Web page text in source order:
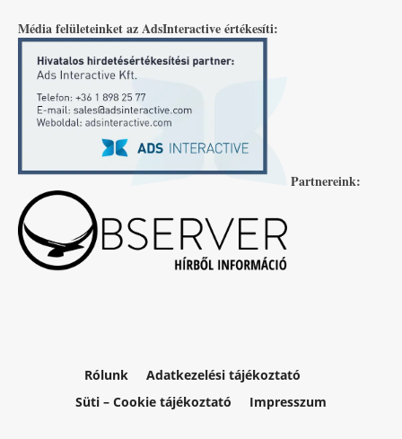
Média felületeinket az AdsInteractive értékesíti:
Partnereink:
Rólunk
Adatkezelési tájékoztató
Süti – Cookie tájékoztató
Impresszum